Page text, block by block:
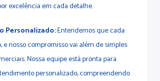
excelência em cada detalhe.
Personalizado:Entendemos que cada
e nosso compromisso vai além de simples
Nossa equipe está pronta para
personalizado, compreendendo